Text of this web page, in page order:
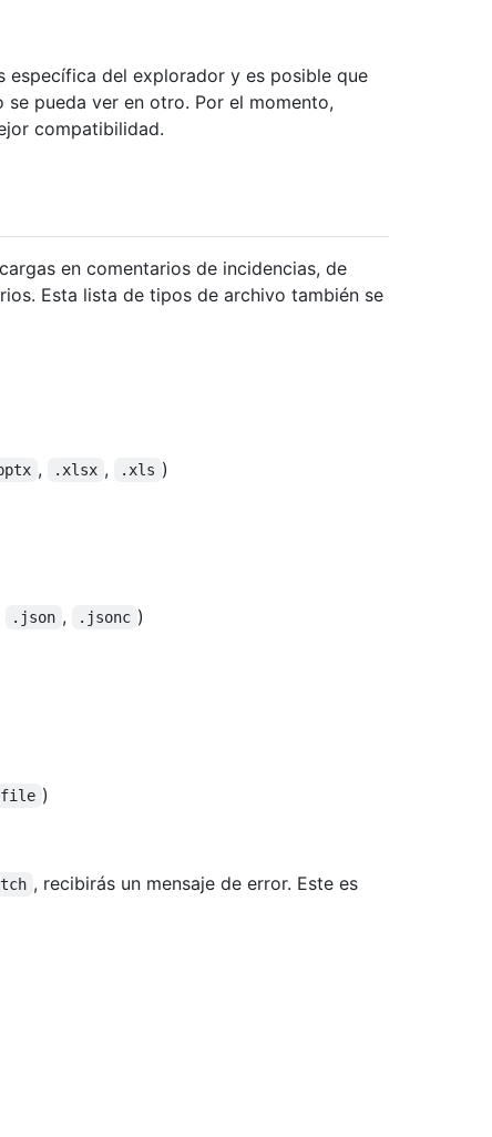
del explorador y es posible que
pueda ver en otro. Por el momento,
compatibilidad.
en comentarios de incidencias, de
Esta lista de tipos de archivo también se
, .xlsx , .xls )
.json , .jsonc )
)
, recibirás un mensaje de error. Este es